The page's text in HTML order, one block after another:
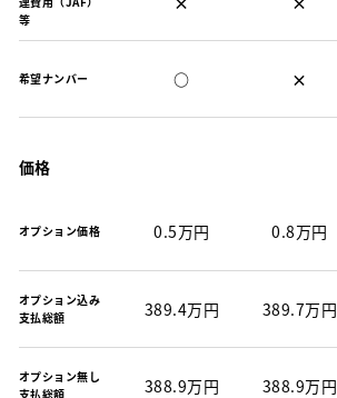
等
希望ナンバー ○ ×
価格
オプション価格 0.5万円 0.8万円
オプション込み
支払総額
389.4万円 389.7万円
オプション無し
支払総額
388.9万円 388.9万円